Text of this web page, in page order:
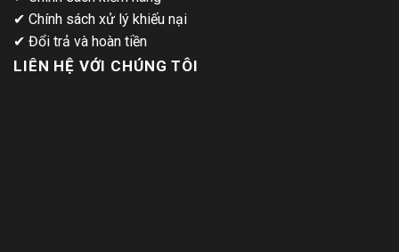
✔ Chính sách xử lý khiếu nại
✔ Đổi trả và hoàn tiền
LIÊN HỆ VỚI CHÚNG TÔI